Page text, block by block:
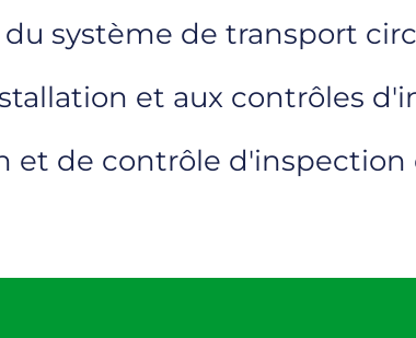
système de transport
et aux contrôles
et de contrôle d'inspection